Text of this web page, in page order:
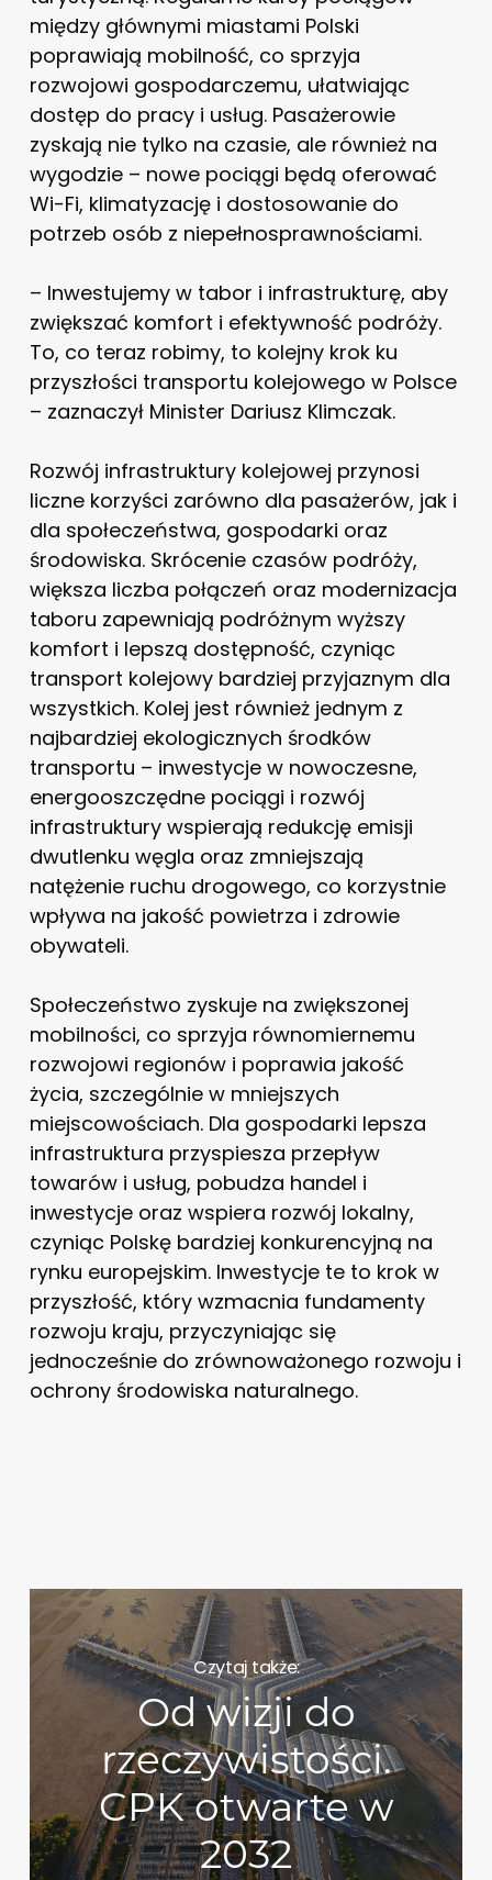
między głównymi miastami Polski
poprawiają mobilność, co sprzyja
rozwojowi gospodarczemu, ułatwiając
dostęp do pracy i usług. Pasażerowie
zyskają nie tylko na czasie, ale również na
wygodzie – nowe pociągi będą oferować
Wi-Fi, klimatyzację i dostosowanie do
potrzeb osób z niepełnosprawnościami.
– Inwestujemy w tabor i infrastrukturę, aby
zwiększać komfort i efektywność podróży.
To, co teraz robimy, to kolejny krok ku
przyszłości transportu kolejowego w Polsce
– zaznaczył Minister Dariusz Klimczak.
Rozwój infrastruktury kolejowej przynosi
liczne korzyści zarówno dla pasażerów, jak i
dla społeczeństwa, gospodarki oraz
środowiska. Skrócenie czasów podróży,
większa liczba połączeń oraz modernizacja
taboru zapewniają podróżnym wyższy
komfort i lepszą dostępność, czyniąc
transport kolejowy bardziej przyjaznym dla
wszystkich. Kolej jest również jednym z
najbardziej ekologicznych środków
transportu – inwestycje w nowoczesne,
energooszczędne pociągi i rozwój
infrastruktury wspierają redukcję emisji
dwutlenku węgla oraz zmniejszają
natężenie ruchu drogowego, co korzystnie
wpływa na jakość powietrza i zdrowie
obywateli.
Społeczeństwo zyskuje na zwiększonej
mobilności, co sprzyja równomiernemu
rozwojowi regionów i poprawia jakość
życia, szczególnie w mniejszych
miejscowościach. Dla gospodarki lepsza
infrastruktura przyspiesza przepływ
towarów i usług, pobudza handel i
inwestycje oraz wspiera rozwój lokalny,
czyniąc Polskę bardziej konkurencyjną na
rynku europejskim. Inwestycje te to krok w
przyszłość, który wzmacnia fundamenty
rozwoju kraju, przyczyniając się
jednocześnie do zrównoważonego rozwoju i
ochrony środowiska naturalnego.
Czytaj także:
Od wizji do
rzeczywistości.
CPK otwarte w
2032